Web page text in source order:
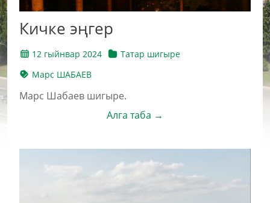
Кичке эңгер
12 гыйнвар 2024
Татар шигыре
Марс ШАБАЕВ
Марс Шабаев шигыре.
Алга таба →